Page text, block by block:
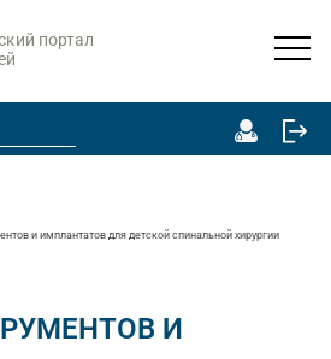
портал
и имплантатов для детской спинальной хирургии
И